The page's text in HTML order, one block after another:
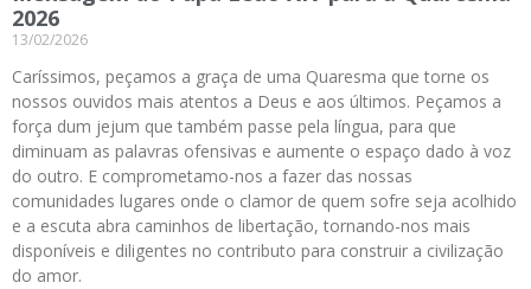
2026
13/02/2026
Caríssimos, peçamos a graça de uma Quaresma que torne os
nossos ouvidos mais atentos a Deus e aos últimos. Peçamos a
força dum jejum que também passe pela língua, para que
diminuam as palavras ofensivas e aumente o espaço dado à voz
do outro. E comprometamo-nos a fazer das nossas
comunidades lugares onde o clamor de quem sofre seja acolhido
e a escuta abra caminhos de libertação, tornando-nos mais
disponíveis e diligentes no contributo para construir a civilização
do amor.